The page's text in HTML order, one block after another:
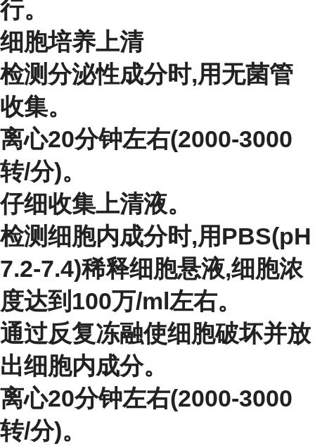
行。
细胞培养上清
检测分泌性成分时,用无菌管
收集。
离心20分钟左右(2000-3000
转/分)。
仔细收集上清液。
检测细胞内成分时,用PBS(pH
7.2-7.4)稀释细胞悬液,细胞浓
度达到100万/ml左右。
通过反复冻融使细胞破坏并放
出细胞内成分。
离心20分钟左右(2000-3000
转/分)。